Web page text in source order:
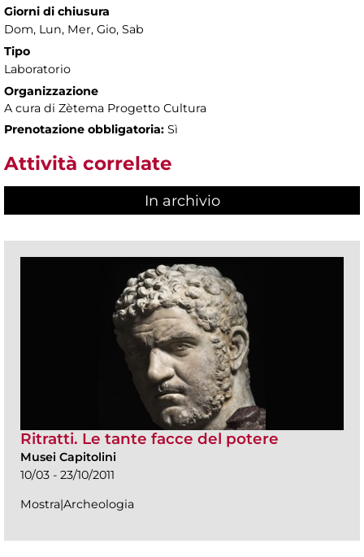
Giorni di chiusura
Dom, Lun, Mer, Gio, Sab
Tipo
Laboratorio
Organizzazione
A cura di Zètema Progetto Cultura
Prenotazione obbligatoria: Sì
Attività correlate
In archivio
Ritratti. Le tante facce del potere
Musei Capitolini
10/03 - 23/10/2011
Mostra|Archeologia